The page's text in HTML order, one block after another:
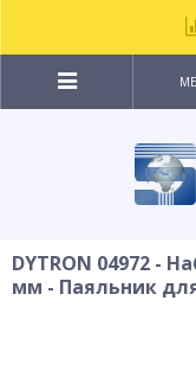
DYTRON 04972 -
мм - Паяльник